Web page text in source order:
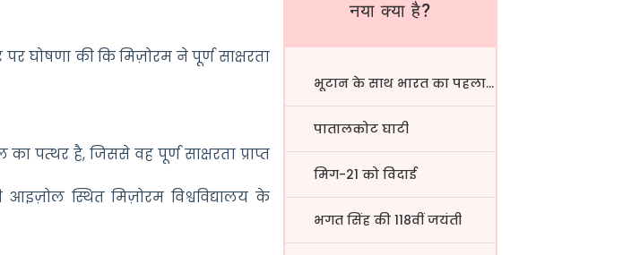
घोषणा की कि मिज़ोरम ने पूर्ण साक्षरता
पत्थर है, जिससे वह पूर्ण साक्षरता प्राप्त
स्थित मिज़ोरम विश्वविद्यालय के
नया क्या है?
भूटान के साथ भारत का पहला सीमा...
पातालकोट घाटी
मिग-21 को विदाई
भगत सिंह की 118वीं जयंती